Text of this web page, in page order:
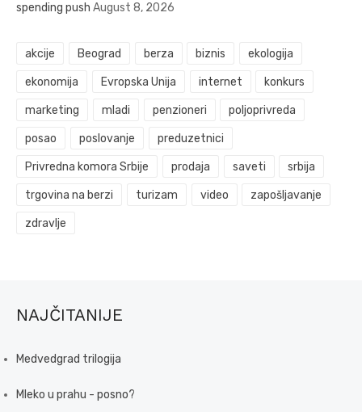
spending push August 8, 2026
akcije Beograd berza biznis ekologija
ekonomija Evropska Unija internet konkurs
marketing mladi penzioneri poljoprivreda
posao poslovanje preduzetnici
Privredna komora Srbije prodaja saveti srbija
trgovina na berzi turizam video zapošljavanje
zdravlje
NAJČITANIJE
Medvedgrad trilogija
Mleko u prahu - posno?